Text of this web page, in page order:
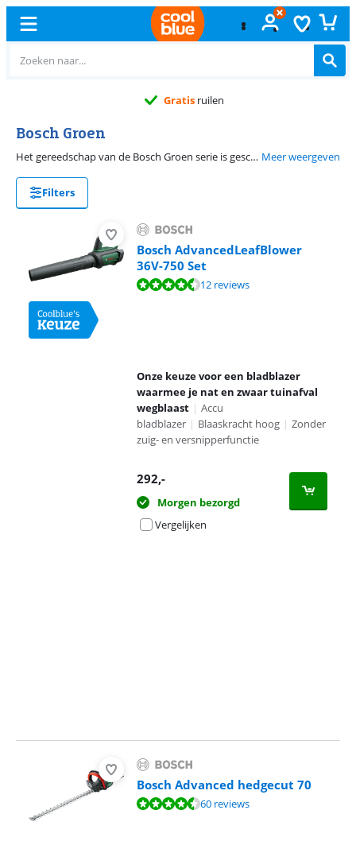
Gratis ruilen
Bosch Groen
Het gereedschap van de Bosch Groen serie is geschikt voor de doe het zelver. Of je nou een boormachine, een decoupeerzaag, een heggenschaar of een grasmaaier nodig hebt, met de tools van Bosch Groen klaar je de klus. Meer weergeven
Filters
Bosch AdvancedLeafBlower
36V-750 Set
Beoordeling is 9,2 van de 10, gebaseerd op 12 reviews.
12 reviews
Onze keuze voor een bladblazer
waarmee je nat en zwaar tuinafval
wegblaast | Accu
bladblazer | Blaaskracht hoog | Zonder
zuig- en versnipperfunctie
292,-
Morgen bezorgd
Vergelijken
Bosch Advanced hedgecut 70
Beoordeling is 8,8 van de 10, gebaseerd op 60 reviews.
60 reviews